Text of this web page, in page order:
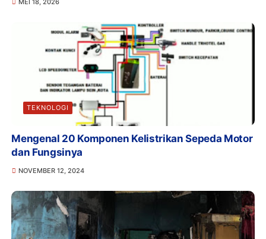
TEKNOLOGI
Mengenal 20 Komponen Kelistrikan Sepeda Motor
dan Fungsinya
NOVEMBER 12, 2024